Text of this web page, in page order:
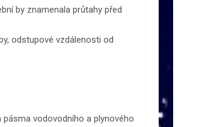
by znamenala průtahy před
odstupové vzdálenosti od
vodovodního a plynového